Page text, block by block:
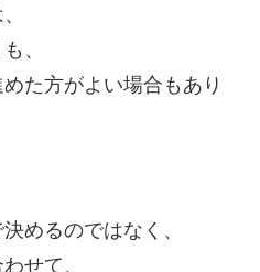
、
た方がよい場合もあり
めるのではなく、
せて、